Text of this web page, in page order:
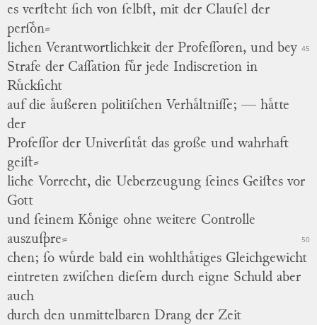
es verſteht ſich von ſelbſt, mit der Clauſel der
perſoͤn⸗
lichen Verantwortlichkeit der Profeſſoren, und bey 45
Strafe der Caſſation fuͤr jede Indiscretion in
Ruͤckſicht
auf die aͤußeren politiſchen Verhaͤltniſſe; — haͤtte
der
Profeſſor der Univerſitaͤt das große und wahrhaft
geiſt⸗
liche Vorrecht, die Ueberzeugung ſeines Geiſtes vor
Gott
und ſeinem Koͤnige ohne weitere Controlle
auszuſpre⸗ 50
chen; ſo wuͤrde bald ein wohlthaͤtiges Gleichgewicht
eintreten zwiſchen dieſem durch eigne Schuld aber
auch
durch den unmittelbaren Drang der Zeit